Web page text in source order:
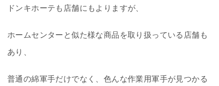
ドンキホーテも店舗にもよりますが、
ホームセンターと似た様な商品を取り扱っている店舗も
あり、
普通の綿軍手だけでなく、色んな作業用軍手が見つかる